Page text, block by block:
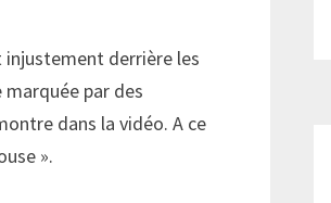
derrière les
par des
dans la vidéo. A ce
».